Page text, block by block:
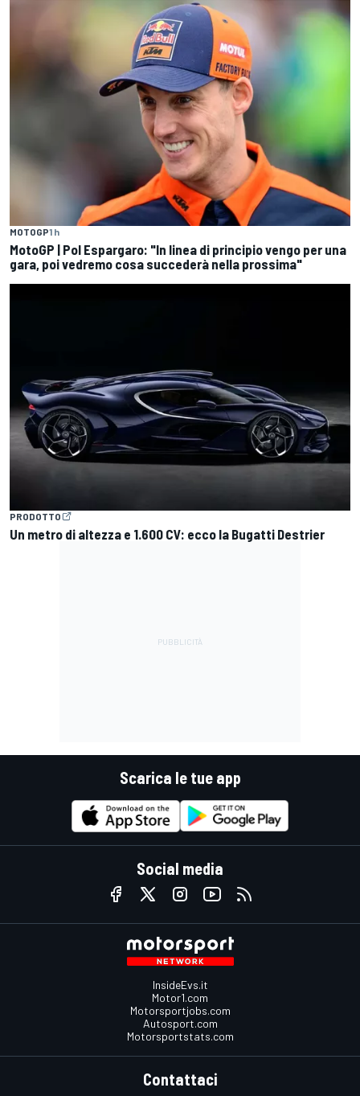
MOTOGP1 h
MotoGP | Pol Espargaro: "In linea di principio vengo per una
gara, poi vedremo cosa succederà nella prossima"
PRODOTTO
Un metro di altezza e 1.600 CV: ecco la Bugatti Destrier
Scarica le tue app
Social media
InsideEvs.it
Motor1.com
Motorsportjobs.com
Autosport.com
Motorsportstats.com
Contattaci